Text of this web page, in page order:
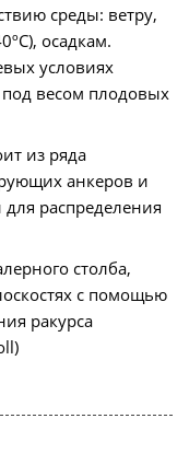
среды: ветру,
осадкам.
условиях
весом плодовых
из ряда
анкеров и
распределения
столба,
с помощью
ракурса